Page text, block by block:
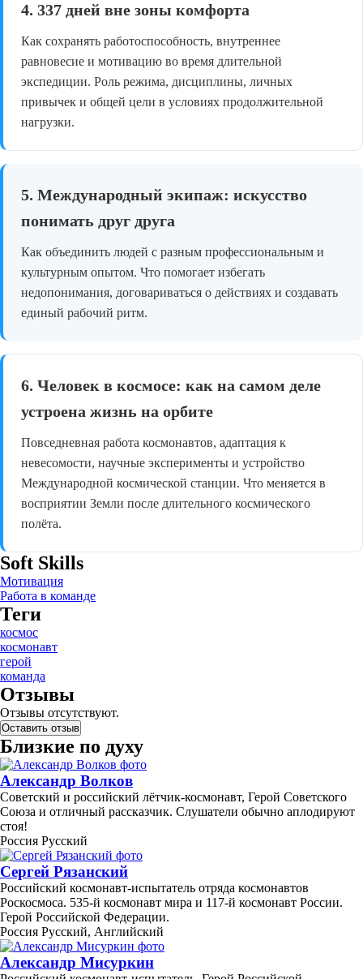
4. 337 дней вне зоны комфорта
Как сохранять работоспособность, внутреннее
равновесие и мотивацию во время длительной
экспедиции. Роль режима, дисциплины, личных
привычек и общей цели в условиях продолжительной
нагрузки.
5. Международный экипаж: искусство
понимать друг друга
Как объединить людей с разным профессиональным и
культурным опытом. Что помогает избегать
недопонимания, договариваться о действиях и создавать
единый рабочий ритм.
6. Человек в космосе: как на самом деле
устроена жизнь на орбите
Повседневная работа космонавтов, адаптация к
невесомости, научные эксперименты и устройство
Международной космической станции. Что меняется в
восприятии Земли после длительного космического
полёта.
Soft Skills
Мотивация
Работа в команде
Теги
космос
космонавт
герой
команда
Отзывы
Отзывы отсутствуют.
Оставить отзыв
Близкие по духу
Александр Волков
Советский и российский лётчик-космонавт, Герой Советского
Союза и отличный рассказчик. Слушатели обычно аплодируют
стоя!
Россия Русский
Сергей Рязанский
Российский космонавт-испытатель отряда космонавтов
Роскосмоса. 535-й космонавт мира и 117-й космонавт России.
Герой Российской Федерации.
Россия Русский, Английский
Александр Мисуркин